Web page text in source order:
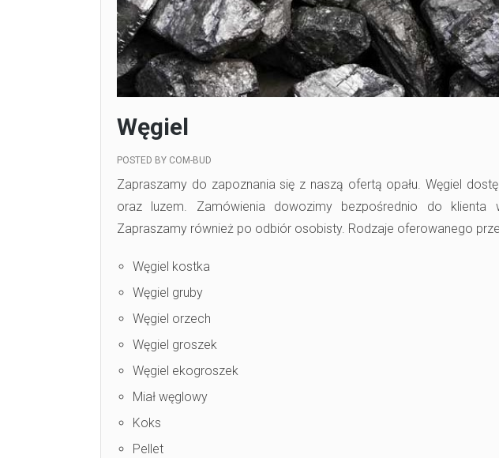
Węgiel
POSTED BY COM-BUD
Zapraszamy do zapoznania się z naszą ofertą opału. Węgiel
oraz luzem. Zamówienia dowozimy bezpośrednio do
Zapraszamy również po odbiór osobisty. Rodzaje oferowanego
Węgiel kostka
Węgiel gruby
Węgiel orzech
Węgiel groszek
Węgiel ekogroszek
Miał węglowy
Koks
Pellet